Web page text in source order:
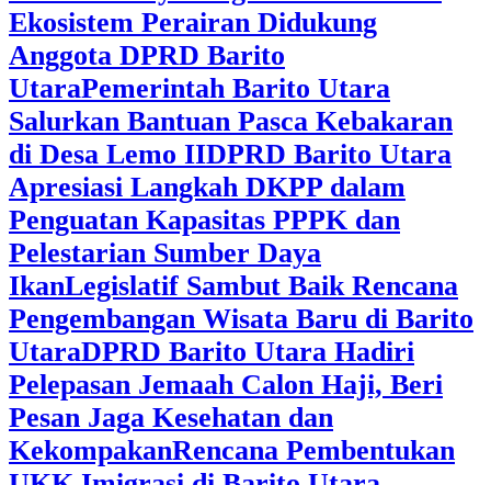
Ekosistem Perairan Didukung
Anggota DPRD Barito
UtaraPemerintah Barito Utara
Salurkan Bantuan Pasca Kebakaran
di Desa Lemo IIDPRD Barito Utara
Apresiasi Langkah DKPP dalam
Penguatan Kapasitas PPPK dan
Pelestarian Sumber Daya
IkanLegislatif Sambut Baik Rencana
Pengembangan Wisata Baru di Barito
UtaraDPRD Barito Utara Hadiri
Pelepasan Jemaah Calon Haji, Beri
Pesan Jaga Kesehatan dan
KekompakanRencana Pembentukan